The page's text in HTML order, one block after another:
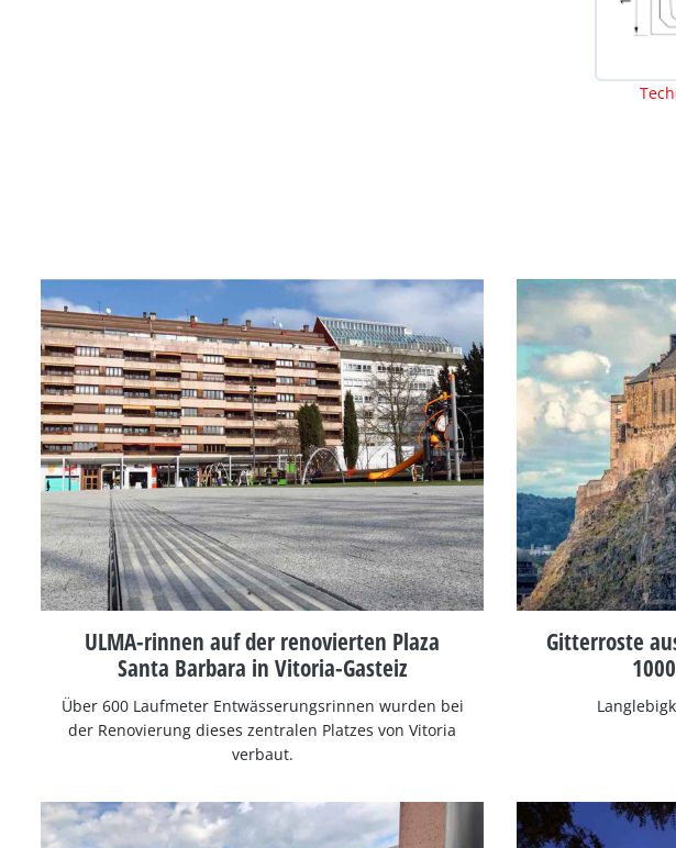
ULMA-rinnen auf der renovierten Plaza
Santa Barbara in Vitoria-Gasteiz
Über 600 Laufmeter Entwässerungsrinnen wurden bei
der Renovierung dieses zentralen Platzes von Vitoria
verbaut.
Gitterroste